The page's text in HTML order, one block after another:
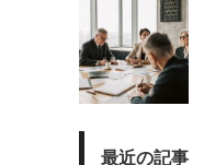
最近の記事